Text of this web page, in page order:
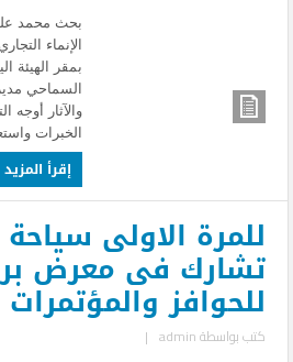
بحث محمد
الإنماء
بمقر الهيئة
السماحي
والآثار أوجه
الخبرات
إقرأ المزيد
للمرة الاولى
تشارك فى معرض
للحوافز والمؤتمرات
كتب بواسطةadmin
|